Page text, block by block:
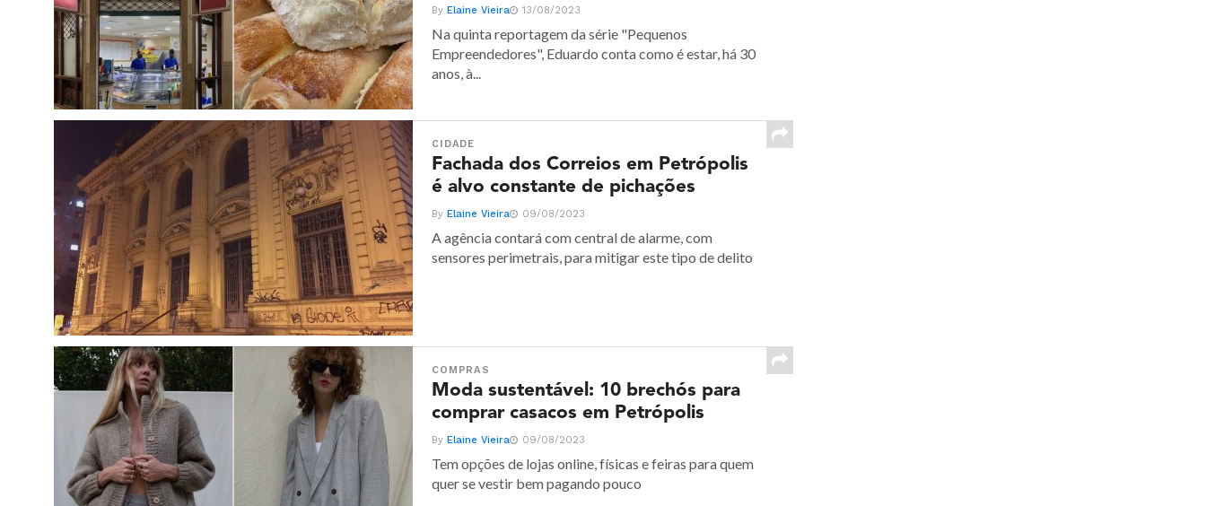
ByElaine Vieira 13/08/2023
Na quinta reportagem da série "Pequenos
Empreendedores", Eduardo conta como é estar, há 30
anos, à...
CIDADE
Fachada dos Correios em Petrópolis
é alvo constante de pichações
ByElaine Vieira 09/08/2023
A agência contará com central de alarme, com
sensores perimetrais, para mitigar este tipo de delito
COMPRAS
Moda sustentável: 10 brechós para
comprar casacos em Petrópolis
ByElaine Vieira 09/08/2023
Tem opções de lojas online, físicas e feiras para quem
quer se vestir bem pagando pouco